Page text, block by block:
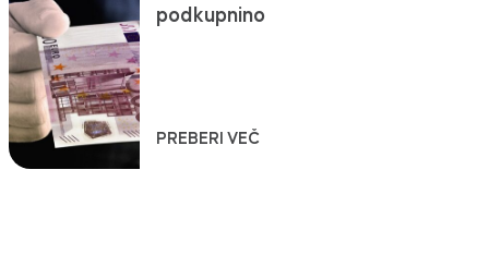
podkupnino
PREBERI VEČ